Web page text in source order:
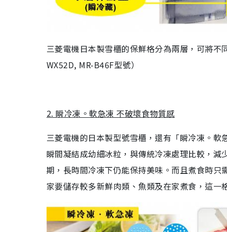
三菱電機日本製雪櫃的保鮮格分為兩層，可將不
WX52D, MR-B46F型號）
2. 瞬冷凍。軟急凍 不破壞食物質感
三菱電機的日本製型號雪櫃，還有「瞬冷凍。
瞬間凝結成幼細冰粒，與傳統冷凍處理比較，
期，長時間冷凍下仍能保持美味。而且煮食時
家要儲存較多新鮮肉類、魚類及在家煮食，這一